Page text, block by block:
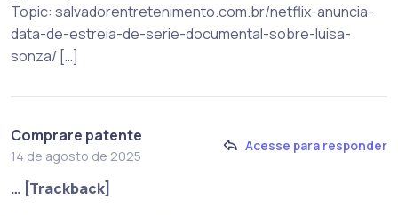
Topic: salvadorentretenimento.com.br/netflix-anuncia-
data-de-estreia-de-serie-documental-sobre-luisa-
sonza/ […]
Comprare patente
14 de agosto de 2025
Acesse para responder
… [Trackback]